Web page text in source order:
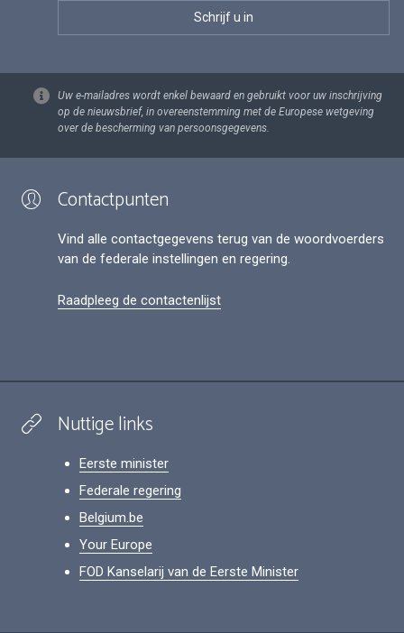
Uw e-mailadres wordt enkel bewaard en gebruikt voor uw inschrijving
op de nieuwsbrief, in overeenstemming met de Europese wetgeving
over de bescherming van persoonsgegevens.
Contactpunten
Vind alle contactgegevens terug van de woordvoerders
van de federale instellingen en regering.
Raadpleeg de contactenlijst
Nuttige links
Eerste minister
Federale regering
Belgium.be
Your Europe
FOD Kanselarij van de Eerste Minister